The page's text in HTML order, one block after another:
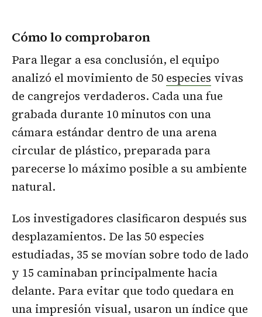
Cómo lo comprobaron
Para llegar a esa conclusión, el equipo
analizó el movimiento de 50 especies vivas
de cangrejos verdaderos. Cada una fue
grabada durante 10 minutos con una
cámara estándar dentro de una arena
circular de plástico, preparada para
parecerse lo máximo posible a su ambiente
natural.
Los investigadores clasificaron después sus
desplazamientos. De las 50 especies
estudiadas, 35 se movían sobre todo de lado
y 15 caminaban principalmente hacia
delante. Para evitar que todo quedara en
una impresión visual, usaron un índice que